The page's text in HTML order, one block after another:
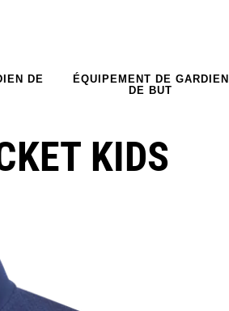
DE
ÉQUIPEMENT DE GARDIEN
DE BUT
KIDS